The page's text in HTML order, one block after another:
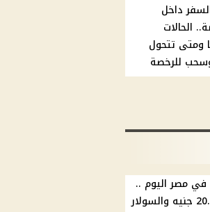
داخل
الحالات
ومتى تتحول
للرخصة
في مصر اليوم ..
بنزين 80 بـ20.75 جنيه والسولار